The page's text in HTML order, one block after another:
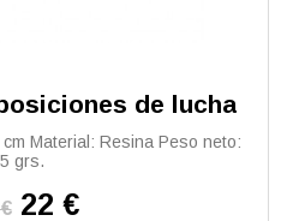
de lucha
Material: Resina Peso neto:
grs.
22 €